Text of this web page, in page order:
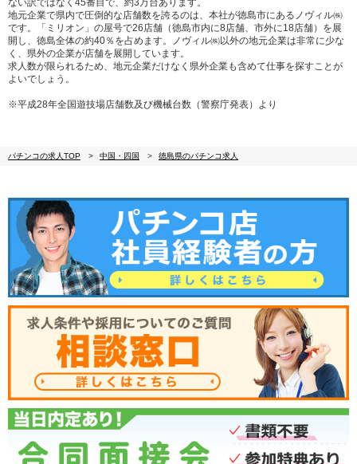
ない訳ではなく45番目で、約3万台あります。
地元企業で県内で圧倒的な店舗数を誇るのは、本社が徳島市にあるノヴィル㈱
です。「ミリオン」の屋号で26店舗（徳島市内に8店舗、市外に18店舗）を展
開し、徳島全体の約40％を占めます。ノヴィル㈱以外の地元企業は非常に少な
く、県外の企業が店舗を展開しています。
求人数が限られるため、地元企業だけなく県外企業も含めて仕事を探すことが
よいでしょう。
※平成28年全国遊技場店舗数及び機械台数（警察庁発表）より
パチンコの求人TOP 中国・四国 徳島県のパチンコ求人